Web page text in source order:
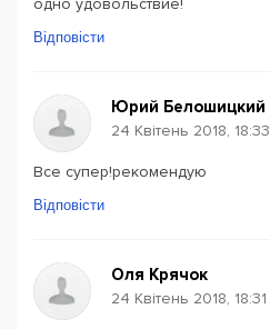
одно удовольствие!
Відповісти
Юрий Белошицкий
24 Квітень 2018, 18:33
Все супер!рекомендую
Відповісти
Оля Крячок
24 Квітень 2018, 18:31